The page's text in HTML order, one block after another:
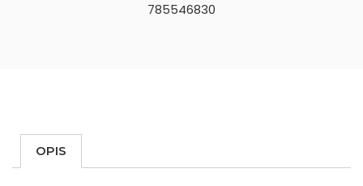
785546830
OPIS